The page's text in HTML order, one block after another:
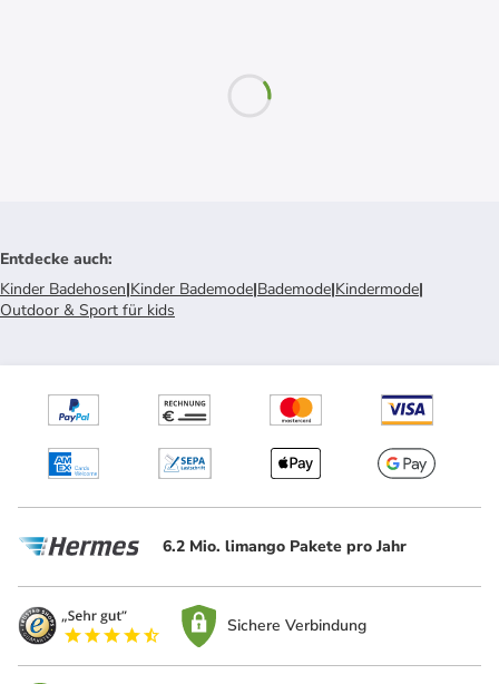
Entdecke auch:
Kinder Badehosen|Kinder Bademode|Bademode|Kindermode|
Outdoor & Sport für kids
6.2 Mio. limango Pakete pro Jahr
Sichere Verbindung